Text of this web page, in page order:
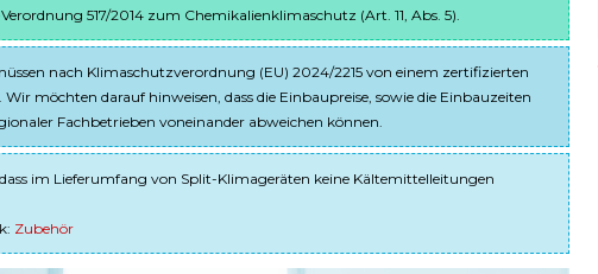
517/2014 zum Chemikalienklimaschutz (Art. 11, Abs. 5).
nach Klimaschutzverordnung (EU) 2024/2215 von einem zertifizierten
möchten darauf hinweisen, dass die Einbaupreise, sowie die Einbauzeiten
Fachbetrieben voneinander abweichen können.
im Lieferumfang von Split-Klimageräten keine Kältemittelleitungen
Zubehör